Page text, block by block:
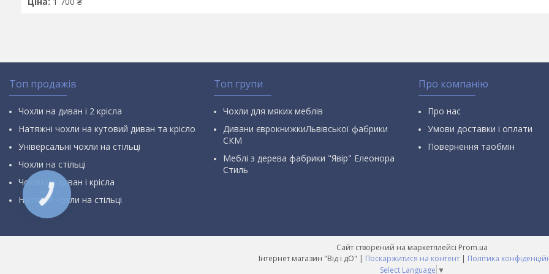
Топ продажів
Чохли на диван і 2 крісла
Натяжні чохли на кутовий диван та крісло
Універсальні чохли на стільці
Чохли на стільці
Чохли на диван і крісла
Натяжні чохли на стільці
Топ групи
Чохли для мяких меблів
Дивани єврокнижкиЛьвівської фабрики
СКМ
Меблі з дерева фабрики "Явір" Елеонора
Стиль
Про компанію
Про нас
Умови доставки і оплати
Повернення таобмін
Сайт створений на маркетплейсі Prom.ua
Інтернет магазин "Від і дО" | Поскаржитися на контент | Політика
Select Language ▼
КНОПКА
ЗВ'ЯЗКУ